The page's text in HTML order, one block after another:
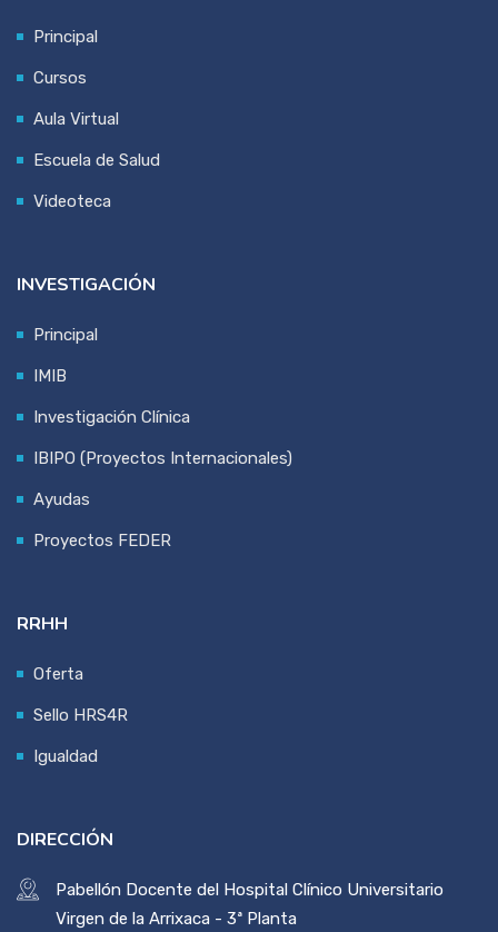
Principal
Cursos
Aula Virtual
Escuela de Salud
Videoteca
INVESTIGACIÓN
Principal
IMIB
Investigación Clínica
IBIPO (Proyectos Internacionales)
Ayudas
Proyectos FEDER
RRHH
Oferta
Sello HRS4R
Igualdad
DIRECCIÓN
Pabellón Docente del Hospital Clínico Universitario
Virgen de la Arrixaca - 3ª Planta